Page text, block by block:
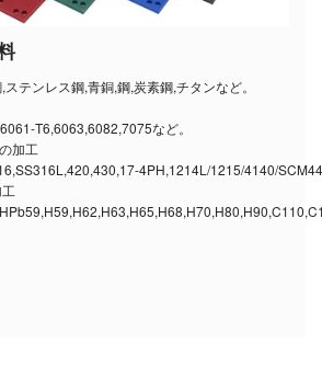
テンレス鋼,青銅,鋼,炭素鋼,チタンなど。
T6,6063,6082,7075など。
加工
4PH,1214L/1215/4140/